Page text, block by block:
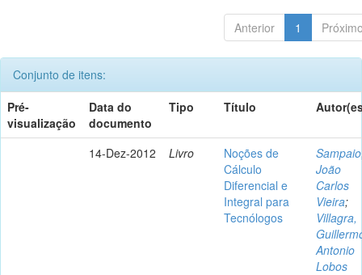
Anterior 1
Conjunto de itens:
Pré-
visualização
Data do
documento
Tipo Título
14-Dez-2012 Livro
Noções de
Cálculo
Diferencial e
Integral para
Tecnólogos
João
Carlos
Vieira;
Villagra,
Antonio
Lobos